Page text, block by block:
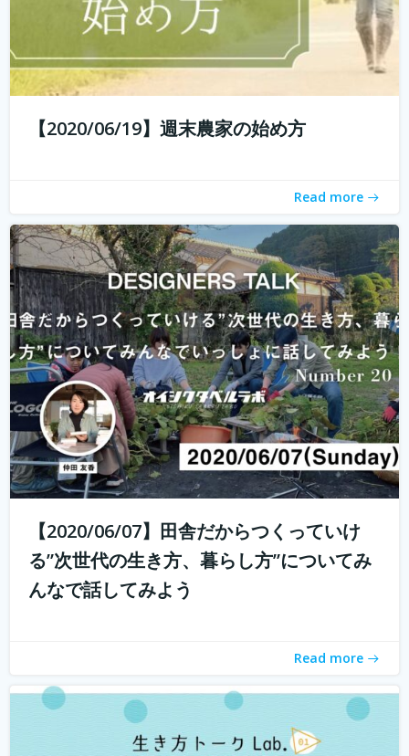
【2020/06/19】週末農家の始め方
Read more
エイイチです。オイシクタベルラボというコミュニケーシ
ョンデザインを主体としたあらゆるコトをデザインしてい
こうと動いています。 普段からいろんなものをデザインし
ていますが、これから先いままでデザインとはまったく関
わりのなかった人たちもデザイン...続きを読む
【2020/06/07】田舎だからつくっていけ
る”次世代の生き方、暮らし方”についてみ
んなで話してみよう
Read more
これからの生き方についてみんなで話し、考える場、生き
方トークLab. なんとなく決めた仕事や住む場所、それって
自分が今も本当に求めているものでしょうか。コロナ禍の
中で自分の生き方を考え直している人もいるかと思いま
す。 人は人と出会い、話し、... 続きを読む